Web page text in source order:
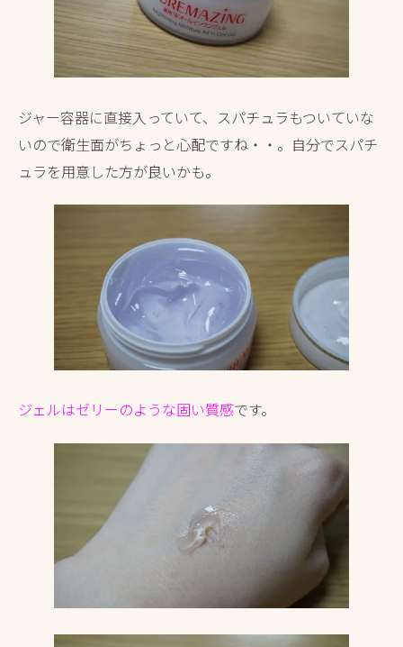
ジャー容器に直接入っていて、スパチュラもついていな
いので衛生面がちょっと心配ですね・・。自分でスパチ
ュラを用意した方が良いかも。
ジェルはゼリーのような固い質感です。